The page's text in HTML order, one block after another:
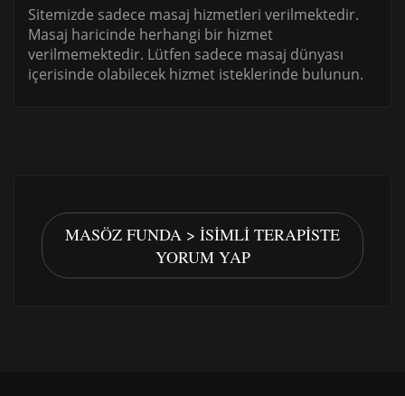
Sitemizde sadece masaj hizmetleri verilmektedir.
Masaj haricinde herhangi bir hizmet
verilmemektedir. Lütfen sadece masaj dünyası
içerisinde olabilecek hizmet isteklerinde bulunun.
MASÖZ FUNDA > İSIMLI TERAPISTE
YORUM YAP